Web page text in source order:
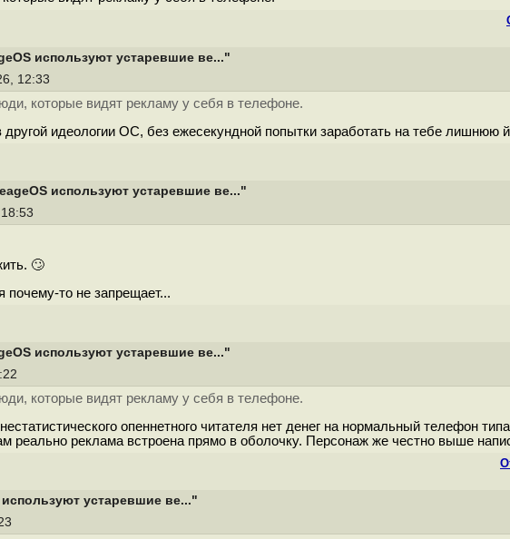
используют устаревшие ве..."
12:33
которые видят рекламу у себя в телефоне.
другой идеологии ОС, без ежесекундной попытки заработать на тебе лишнюю
используют устаревшие ве..."
🙄
почему-то не запрещает...
используют устаревшие ве..."
которые видят рекламу у себя в телефоне.
опеннетного читателя нет денег на нормальный телефон
реально реклама встроена прямо в оболочку. Персонаж же честно выше
устаревшие ве..."